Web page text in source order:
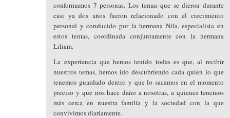
conformamos 7 personas. Los temas que se dieron durante
casi ya dos años fueron relacionado con el crecimiento
personal y conducido por la hermana Nila, especialista en
estos temas, coordinada conjuntamente con la hermana
Liliam.
La experiencia que hemos tenido todas es que, al recibir
nuestros temas, hemos ido descubriendo cada quien lo que
tenemos guardado dentro y que lo sacamos en el momento
preciso y que nos hace daño a nosotras, a quienes tenemos
más cerca en nuestra familia y la sociedad con la que
convivimos diariamente.